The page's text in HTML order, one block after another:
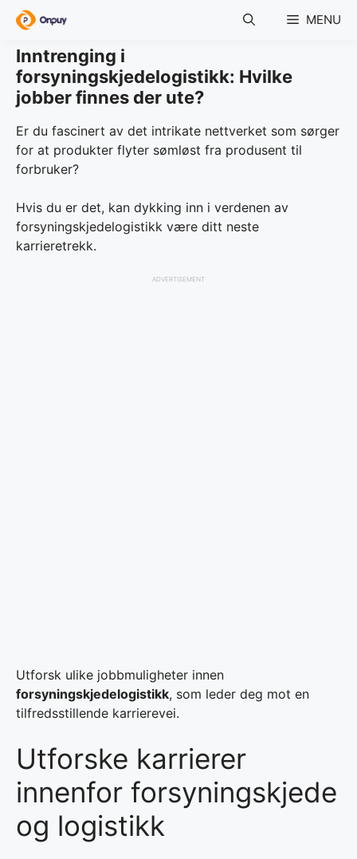
Skip
content
MENU
Inntrenging i
forsyningskjedelogistikk: Hvilke
jobber finnes der ute?
Er du fascinert av det intrikate nettverket som sørger
for at produkter flyter sømløst fra produsent til
forbruker?
Hvis du er det, kan dykking inn i verdenen av
forsyningskjedelogistikk være ditt neste
karrieretrekk.
ADVERTISEMENT
Utforsk ulike jobbmuligheter innen
forsyningskjedelogistikk, som leder deg mot en
tilfredsstillende karrierevei.
Utforske karrierer
innenfor forsyningskjede
og logistikk